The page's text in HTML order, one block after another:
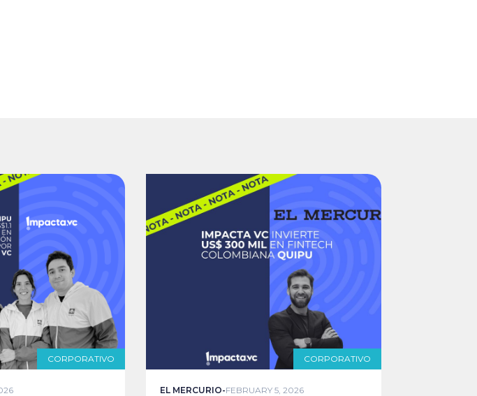
CORPORATIVO CORPORATIVO
EL MERCURIO-FEBRUARY 5, 2026